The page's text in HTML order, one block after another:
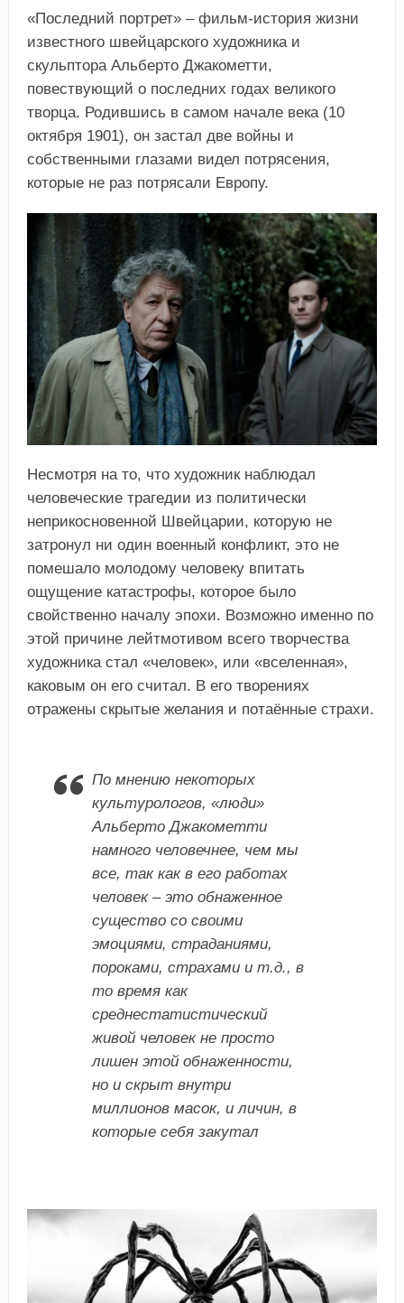
«Последний портрет» – фильм-история жизни
известного швейцарского художника и
скульптора Альберто Джакометти,
повествующий о последних годах великого
творца. Родившись в самом начале века (10
октября 1901), он застал две войны и
собственными глазами видел потрясения,
которые не раз потрясали Европу.
Несмотря на то, что художник наблюдал
человеческие трагедии из политически
неприкосновенной Швейцарии, которую не
затронул ни один военный конфликт, это не
помешало молодому человеку впитать
ощущение катастрофы, которое было
свойственно началу эпохи. Возможно именно по
этой причине лейтмотивом всего творчества
художника стал «человек», или «вселенная»,
каковым он его считал. В его творениях
отражены скрытые желания и потаённые страхи.
По мнению некоторых
культурологов, «люди»
Альберто Джакометти
намного человечнее, чем мы
все, так как в его работах
человек – это обнаженное
существо со своими
эмоциями, страданиями,
пороками, страхами и т.д., в
то время как
среднестатистический
живой человек не просто
лишен этой обнаженности,
но и скрыт внутри
миллионов масок, и личин, в
которые себя закутал